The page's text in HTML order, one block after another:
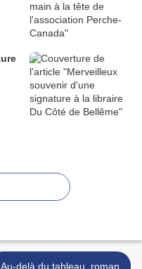
Au-delà du tableau, roman